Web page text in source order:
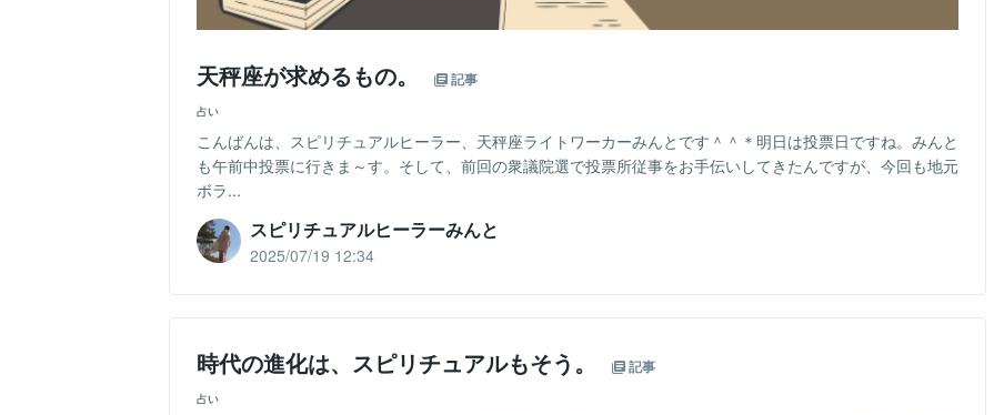
天秤座が求めるもの。 記事
占い
こんばんは、スピリチュアルヒーラー、天秤座ライトワーカーみんとです＾＾＊明日は投票日ですね。みんと
も午前中投票に行きま～す。そして、前回の衆議院選で投票所従事をお手伝いしてきたんですが、今回も地元
ボラ...
スピリチュアルヒーラーみんと
2025/07/19 12:34
時代の進化は、スピリチュアルもそう。 記事
占い